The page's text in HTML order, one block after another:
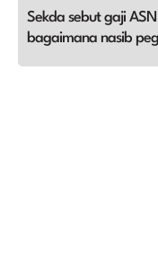
Sekda sebut gaji
bagaimana nasib